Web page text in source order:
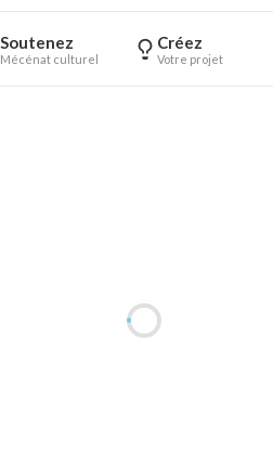
Soutenez
Mécénat culturel
Créez
Votre projet